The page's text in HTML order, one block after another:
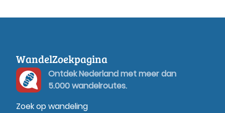
WandelZoekpagina
Ontdek Nederland met meer dan
5.000 wandelroutes.
Zoek op wandeling